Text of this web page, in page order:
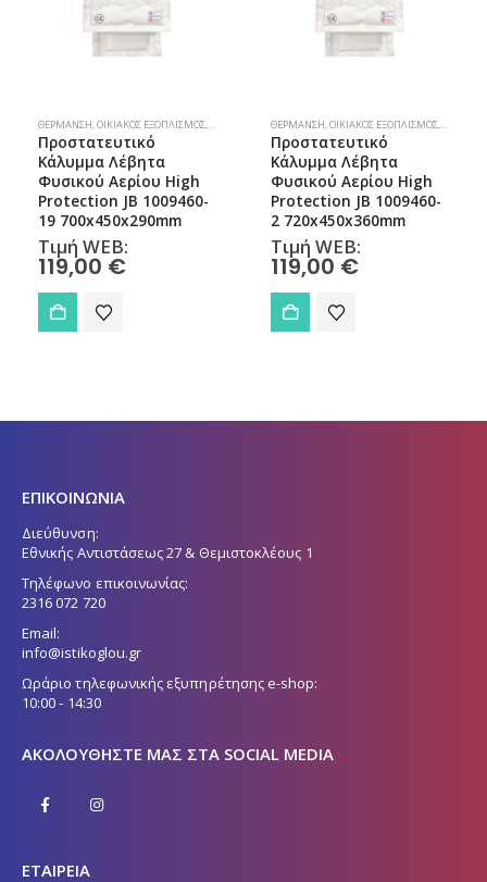
ΑΈΡΙΟ ΜΟΝΆΔΩΝ,ΣΠΊΤΙ,ΣΠΊΤΙ & ΚΉΠΟΣ,ΦΥΣΙΚΌ ΑΈΡΙΟ
ΘΈΡΜΑΝΣΗ,ΟΙΚΙΑΚΌΣ ΕΞΟΠΛΙΣΜΌΣ, ΠΡΟΣΤΑΤΕΥΤΙΚΆ ΜΟΝΆΔΩΝ,ΣΠΊΤΙ,ΣΠΊΤΙ & ΚΉΠΟΣ,ΦΥΣΙΚΌ
Προστατευτικό
Κάλυμμα Λέβητα
Φυσικού Αερίου High
Protection JB 1009460-
19 700x450x290mm
Τιμή WEB:
119,00 €
ΘΈΡΜΑΝΣΗ,ΟΙΚΙΑΚΌΣ ΕΞΟΠΛΙΣΜΌΣ,
Προστατευτικό
Κάλυμμα Λέβητα
Φυσικού Αερίου High
Protection JB 1009460-
2 720x450x360mm
Τιμή WEB:
119,00 €
ΕΠΙΚΟΙΝΩΝΙΑ
Διεύθυνση:
Εθνικής Αντιστάσεως 27 & Θεμιστοκλέους 1
Τηλέφωνο επικοινωνίας:
2316 072 720
Email:
info@istikoglou.gr
Ωράριο τηλεφωνικής εξυπηρέτησης e-shop:
10:00 - 14:30
ΑΚΟΛΟΥΘΉΣΤΕ ΜΑΣ ΣΤΑ SOCIAL MEDIA
ΕΤΑΙΡΕΙΑ